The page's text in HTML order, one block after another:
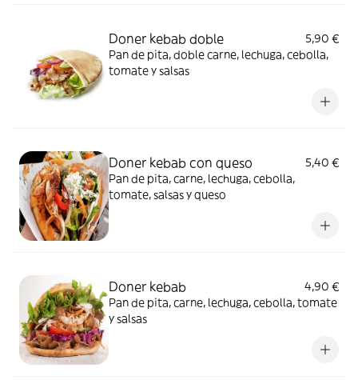
Doner kebab doble
5,90 €
Pan de pita, doble carne, lechuga, cebolla,
tomate y salsas
Doner kebab con queso
5,40 €
Pan de pita, carne, lechuga, cebolla,
tomate, salsas y queso
Doner kebab
4,90 €
Pan de pita, carne, lechuga, cebolla, tomate
y salsas